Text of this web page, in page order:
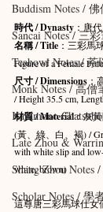
Buddism Notes /
Sancai Notes / 三
Teabowl Notes /
Monk Notes / 高僧
Karamono
Late Zhou &
Shang Zhou Notes
Scholar Notes / 學
時代 / Dynasty ：唐
名稱 / Title ：三彩馬
Figure of a Female
尺寸 / Dimensions ：
/ Height 35.5 cm,
材質 / Material：灰
(黃、綠、白、褐) /
with white slip and
white, brown)
這尊唐三彩馬球仕女